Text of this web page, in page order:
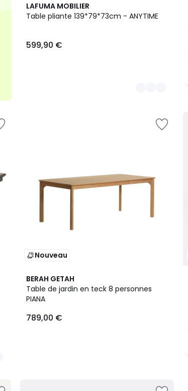
LAFUMA MOBILIER
Table pliante 139*79*73cm - ANYTIME
599,90 €
2
Couleurs
Nouveau
BERAH GETAH
Table de jardin en teck 8 personnes
PIANA
789,00 €